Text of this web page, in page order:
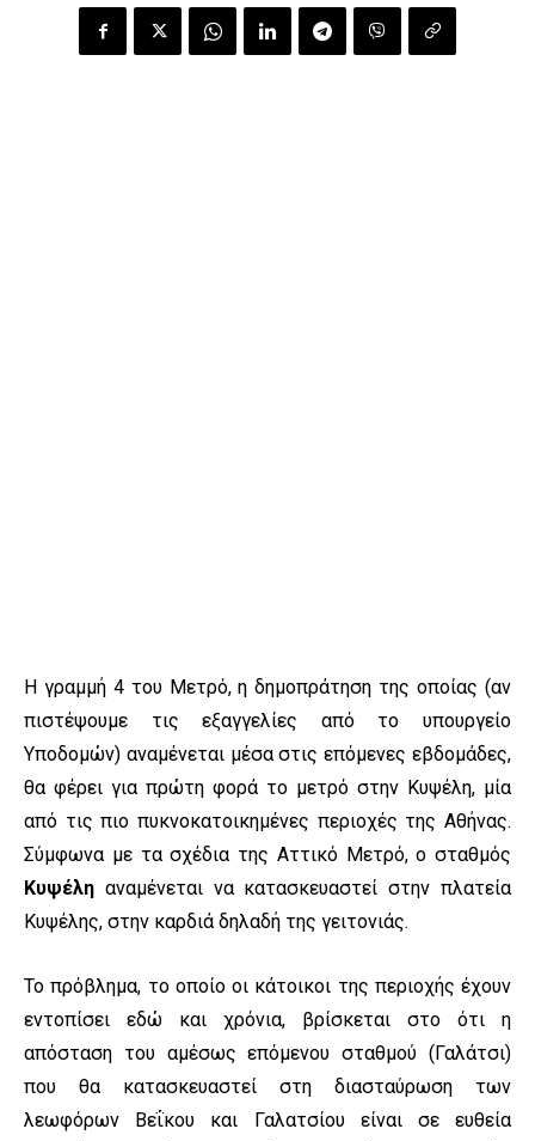
Η γραμμή 4 του Μετρό, η δημοπράτηση της οποίας (αν
πιστέψουμε τις εξαγγελίες από το υπουργείο
Υποδομών) αναμένεται μέσα στις επόμενες εβδομάδες,
θα φέρει για πρώτη φορά το μετρό στην Κυψέλη, μία
από τις πιο πυκνοκατοικημένες περιοχές της Αθήνας.
Σύμφωνα με τα σχέδια της Αττικό Μετρό, ο σταθμός
Κυψέλη αναμένεται να κατασκευαστεί στην πλατεία
Κυψέλης, στην καρδιά δηλαδή της γειτονιάς.
Το πρόβλημα, το οποίο οι κάτοικοι της περιοχής έχουν
εντοπίσει εδώ και χρόνια, βρίσκεται στο ότι η
απόσταση του αμέσως επόμενου σταθμού (Γαλάτσι)
που θα κατασκευαστεί στη διασταύρωση των
λεωφόρων Βεΐκου και Γαλατσίου είναι σε ευθεία